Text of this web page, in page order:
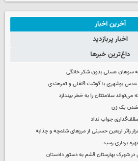
آخرین اخبار
اخبار پربازدید
داغ‌ترین خبرها
سوهان عسلی بدون شکر خانگی
عدس بوشهری با گوشت قلقلی و تمرهندی
یک زن
جواب نداد
برداری رسید